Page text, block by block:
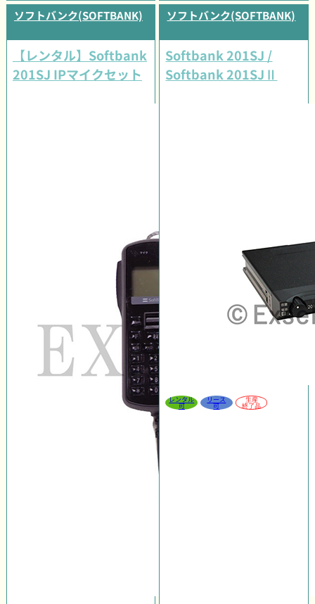
ソフトバンク(SOFTBANK)
【レンタル】Softbank
201SJ IPマイクセット
ソフトバンク(SOFTBANK)
Softbank 201SJ /
Softbank 201SJⅡ
レンタル
可
リース
可
生産
終了品